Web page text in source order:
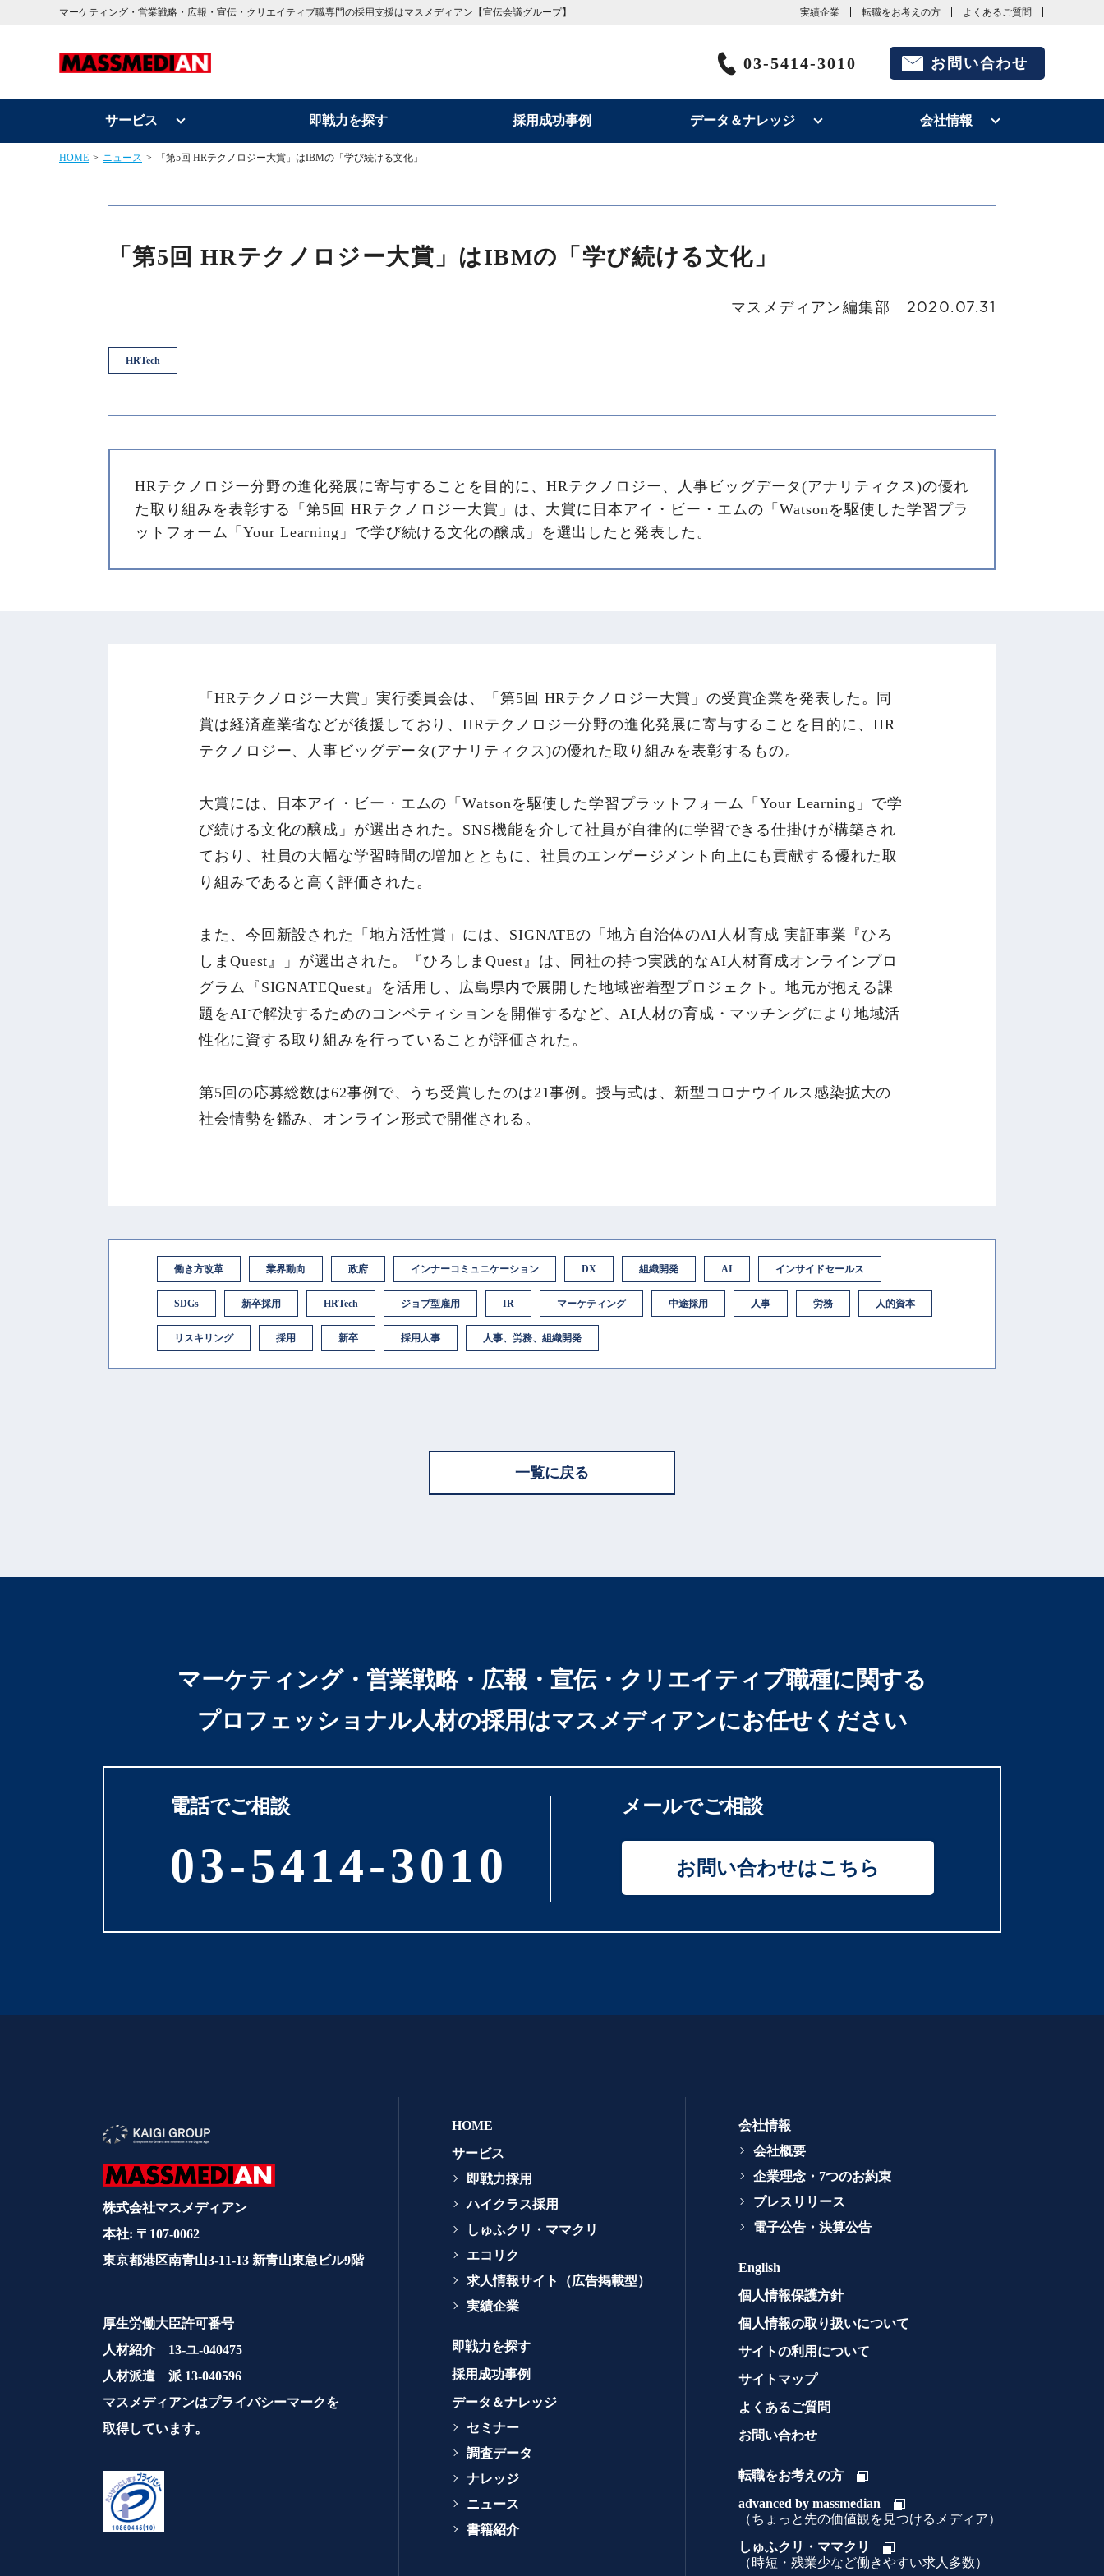
マーケティング・営業戦略・広報・宣伝・クリエイティブ職専門の採用支援はマスメディアン【宣伝会議グループ】 実績企業 転職をお考えの方 よくあるご質問
03-5414-3010 お問い合わせ
サービス 即戦力を探す 採用成功事例 データ＆ナレッジ 会社情報
HOME ニュース 「第5回 HRテクノロジー大賞」はIBMの「学び続ける文化」
「第5回 HRテクノロジー大賞」はIBMの「学び続ける文化」
マスメディアン編集部 2020.07.31
HRTech
HRテクノロジー分野の進化発展に寄与することを目的に、HRテクノロジー、人事ビッグデータ(アナリティクス)の優れ
た取り組みを表彰する「第5回 HRテクノロジー大賞」は、大賞に日本アイ・ビー・エムの「Watsonを駆使した学習プラ
ットフォーム「Your Learning」で学び続ける文化の醸成」を選出したと発表した。
「HRテクノロジー大賞」実行委員会は、「第5回 HRテクノロジー大賞」の受賞企業を発表した。同
賞は経済産業省などが後援しており、HRテクノロジー分野の進化発展に寄与することを目的に、HR
テクノロジー、人事ビッグデータ(アナリティクス)の優れた取り組みを表彰するもの。
大賞には、日本アイ・ビー・エムの「Watsonを駆使した学習プラットフォーム「Your Learning」で学
び続ける文化の醸成」が選出された。SNS機能を介して社員が自律的に学習できる仕掛けが構築され
ており、社員の大幅な学習時間の増加とともに、社員のエンゲージメント向上にも貢献する優れた取
り組みであると高く評価された。
また、今回新設された「地方活性賞」には、SIGNATEの「地方自治体のAI人材育成 実証事業『ひろ
しまQuest』」が選出された。『ひろしまQuest』は、同社の持つ実践的なAI人材育成オンラインプロ
グラム『SIGNATEQuest』を活用し、広島県内で展開した地域密着型プロジェクト。地元が抱える課
題をAIで解決するためのコンペティションを開催するなど、AI人材の育成・マッチングにより地域活
性化に資する取り組みを行っていることが評価された。
第5回の応募総数は62事例で、うち受賞したのは21事例。授与式は、新型コロナウイルス感染拡大の
社会情勢を鑑み、オンライン形式で開催される。
働き方改革 業界動向 政府 インナーコミュニケーション DX 組織開発 AI インサイドセールス
SDGs 新卒採用 HRTech ジョブ型雇用 IR マーケティング 中途採用 人事 労務 人的資本
リスキリング 採用 新卒 採用人事 人事、労務、組織開発
一覧に戻る
マーケティング・営業戦略・広報・宣伝・クリエイティブ職種に関する
プロフェッショナル人材の採用はマスメディアンにお任せください
電話でご相談
03-5414-3010
メールでご相談
お問い合わせはこちら
株式会社マスメディアン
本社: 〒107-0062
東京都港区南青山3-11-13 新青山東急ビル9階
厚生労働大臣許可番号
人材紹介 13-ユ-040475
人材派遣 派 13-040596
マスメディアンはプライバシーマークを
取得しています。
HOME
サービス
即戦力採用
ハイクラス採用
しゅふクリ・ママクリ
エコリク
求人情報サイト（広告掲載型）
実績企業
即戦力を探す
採用成功事例
データ＆ナレッジ
セミナー
調査データ
ナレッジ
ニュース
書籍紹介
会社情報
会社概要
企業理念・7つのお約束
プレスリリース
電子公告・決算公告
English
個人情報保護方針
個人情報の取り扱いについて
サイトの利用について
サイトマップ
よくあるご質問
お問い合わせ
転職をお考えの方
advanced by massmedian
（ちょっと先の価値観を見つけるメディア）
しゅふクリ・ママクリ
（時短・残業少など働きやすい求人多数）